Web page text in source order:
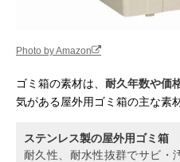
Photo by Amazon
ゴミ箱の素材は、 耐久年数や価
気がある屋外用ゴミ箱の主な素
ステンレス製の屋外用ゴミ箱
耐久性、耐水性抜群でサビ・